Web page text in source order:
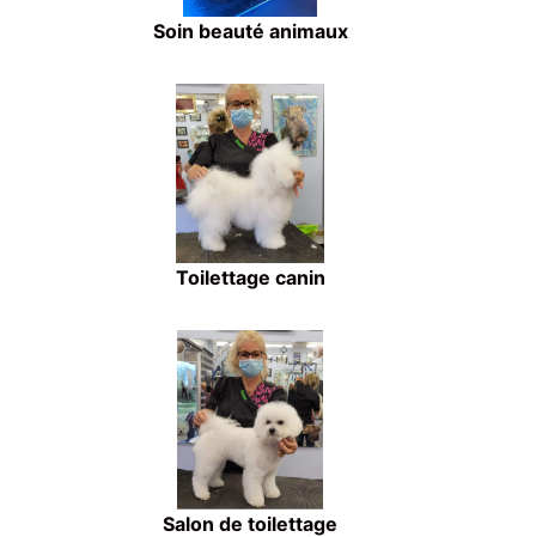
Soin beauté animaux
Toilettage canin
Salon de toilettage